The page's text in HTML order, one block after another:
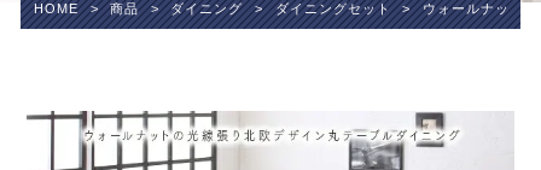
HOME > 商品 > ダイニング > ダイニングセット > ウォールナット